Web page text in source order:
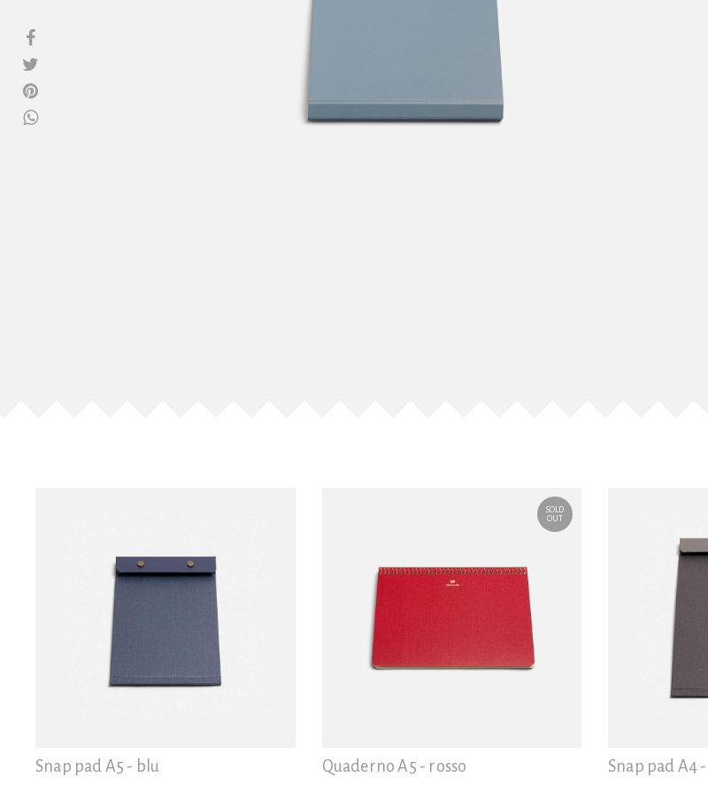
Snap pad A5 - blu
SOLD
OUT
Quaderno A5 - rosso
Snap pad A4